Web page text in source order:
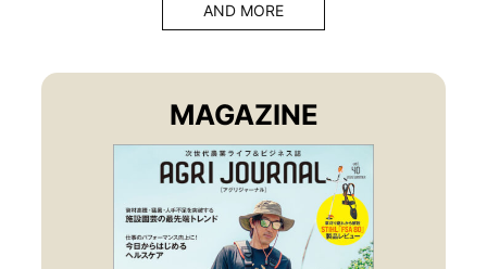
AND MORE
MAGAZINE